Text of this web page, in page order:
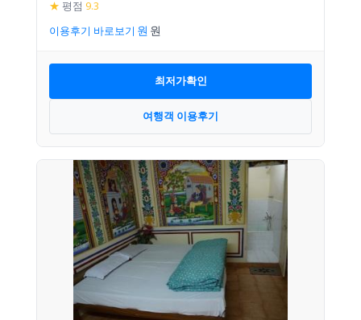
★ 평점 9.3
이용후기 바로보기
최저가확인
여행객 이용후기